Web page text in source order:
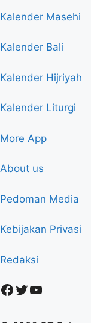
Kalender Masehi
Kalender Bali
Kalender Hijriyah
Kalender Liturgi
More App
About us
Pedoman Media
Kebijakan Privasi
Redaksi
Facebook
Twitter
YouTube